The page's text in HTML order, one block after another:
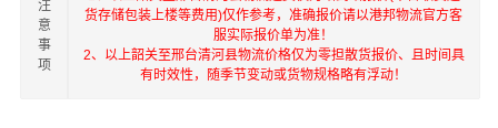
注
意
事
项
货存储包装上楼等费用)仅作参考，准确报价请以港邦物流官方客
服实际报价单为准！
2、以上韶关至邢台清河县物流价格仅为零担散货报价、且时间具
有时效性，随季节变动或货物规格略有浮动！